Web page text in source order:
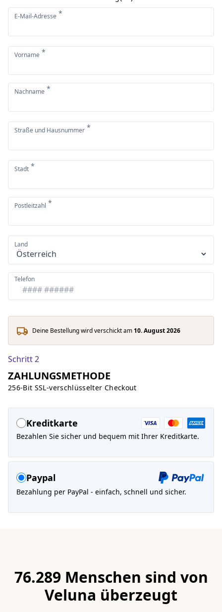
E-Mail-Adresse *
Vorname *
Nachname *
Straße und Hausnummer *
Stadt *
Postleitzahl *
Land
Telefon
Deine Bestellung wird verschickt am10. August 2026
Schritt 2
ZAHLUNGSMETHODE
256-Bit SSL-verschlüsselter Checkout
Kreditkarte
Bezahlen Sie sicher und bequem mit Ihrer Kreditkarte.
Paypal
Bezahlung per PayPal - einfach, schnell und sicher.
76.289 Menschen sind von
Veluna überzeugt